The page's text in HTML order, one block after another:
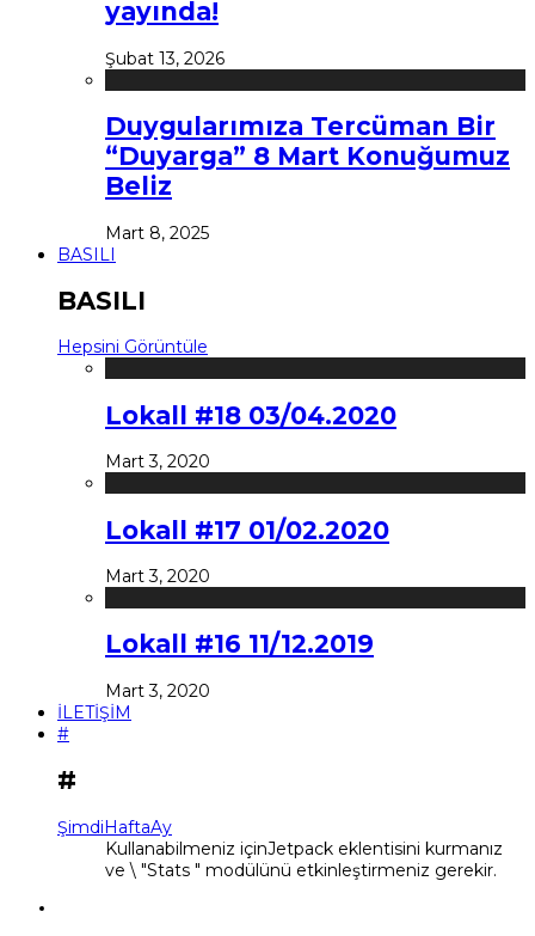
yayında!
Şubat 13, 2026
Duygularımıza Tercüman Bir
“Duyarga” 8 Mart Konuğumuz
Beliz
Mart 8, 2025
BASILI
BASILI
Hepsini Görüntüle
Lokall #18 03/04.2020
Mart 3, 2020
Lokall #17 01/02.2020
Mart 3, 2020
Lokall #16 11/12.2019
Mart 3, 2020
İLETİŞİM
#
#
ŞimdiHaftaAy
Kullanabilmeniz içinJetpack eklentisini kurmanız
ve \ "Stats " modülünü etkinleştirmeniz gerekir.